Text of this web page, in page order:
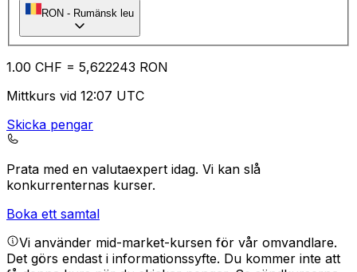
RON - Rumänsk leu
1.00 CHF = 5,622243 RON
Mittkurs vid 12:07 UTC
Skicka pengar
Prata med en valutaexpert idag. Vi kan slå
konkurrenternas kurser.
Boka ett samtal
Vi använder mid-market-kursen för vår omvandlare.
Det görs endast i informationssyfte. Du kommer inte att